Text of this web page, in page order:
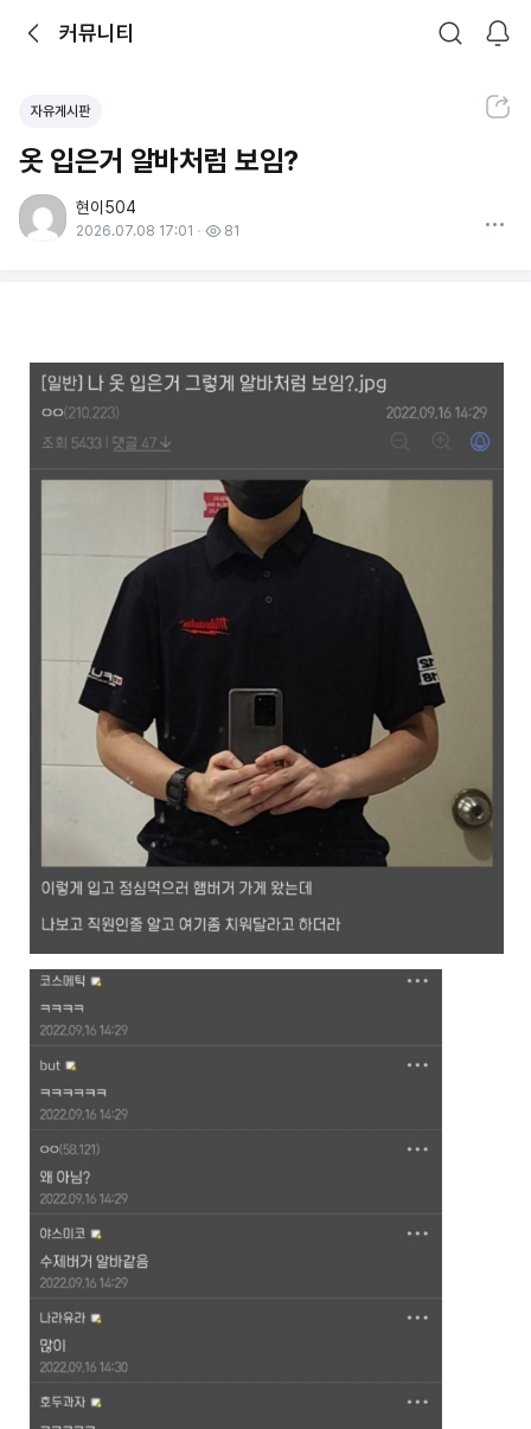
뒤로가기커뮤니티
커뮤니티
검색
알림
공유하기
자유게시판
옷 입은거 알바처럼 보임?
현이504
2026.07.08 17:01 81